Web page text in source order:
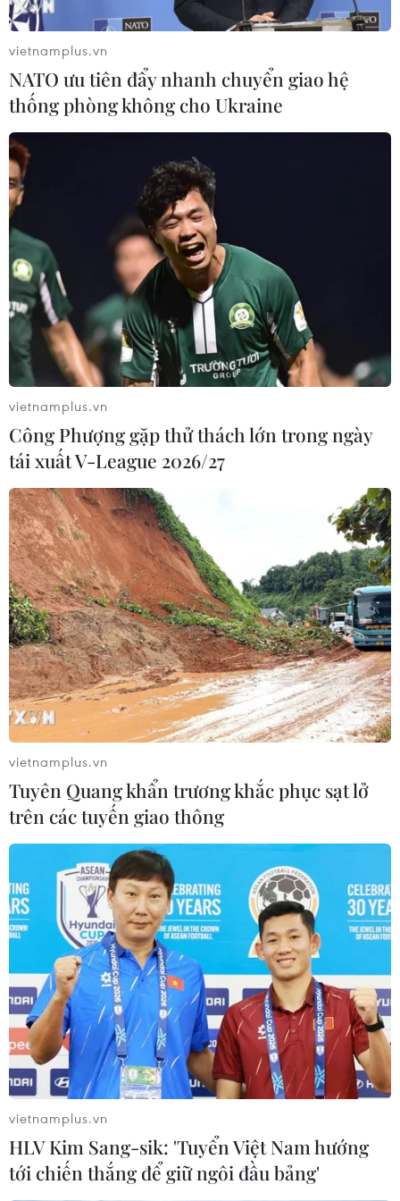
Nga: Hơn 700 phần tử nổi dậy Syria đã hạ
vũ khí tại Aleppo
12/12/2016 07:19
Bộ Quốc phòng Nga ngày 12/12 cho biết 728 phần tử
nổi dậy Syria đã hạ vũ khí trong 24 giờ qua và di
chuyển tới phần Tây của thành phố Aleppo thuộc quốc
gia Trung Đông này.
vietnamplus.vn
NATO ưu tiên đẩy nhanh chuyển giao hệ
thống phòng không cho Ukraine
vietnamplus.vn
Công Phượng gặp thử thách lớn trong ngày
tái xuất V-League 2026/27
vietnamplus.vn
Tuyên Quang khẩn trương khắc phục sạt lở
trên các tuyến giao thông
vietnamplus.vn
HLV Kim Sang-sik: 'Tuyển Việt Nam hướng
tới chiến thắng để giữ ngôi đầu bảng'